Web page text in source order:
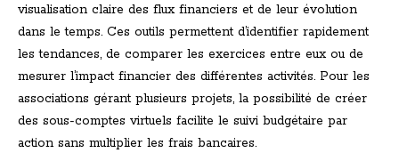
visualisation claire des flux financiers et de leur évolution
dans le temps. Ces outils permettent d’identifier rapidement
les tendances, de comparer les exercices entre eux ou de
mesurer l’impact financier des différentes activités. Pour les
associations gérant plusieurs projets, la possibilité de créer
des sous-comptes virtuels facilite le suivi budgétaire par
action sans multiplier les frais bancaires.